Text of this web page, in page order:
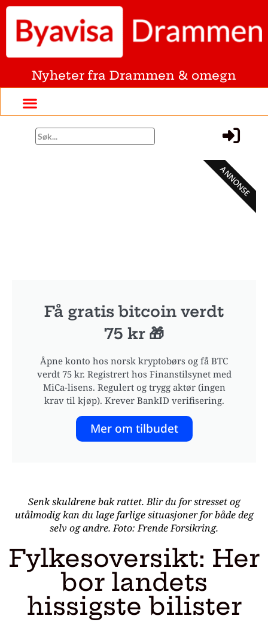
Nyheter fra Drammen & omegn
Få gratis bitcoin verdt
75 kr 🎁
Åpne konto hos norsk kryptobørs og få BTC
verdt 75 kr. Registrert hos Finanstilsynet med
MiCa-lisens. Regulert og trygg aktør (ingen
krav til kjøp). Krever BankID verifisering.
Mer om tilbudet
ANNONSE
Senk skuldrene bak rattet. Blir du for stresset og
utålmodig kan du lage farlige situasjoner for både deg
selv og andre. Foto: Frende Forsikring.
Fylkesoversikt: Her
bor landets
hissigste bilister